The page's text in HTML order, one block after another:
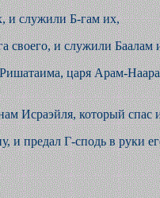
и служили Б-гам их,
своего, и служили
царя Арам-
Исраэйля, который
предал Г-сподь в руки